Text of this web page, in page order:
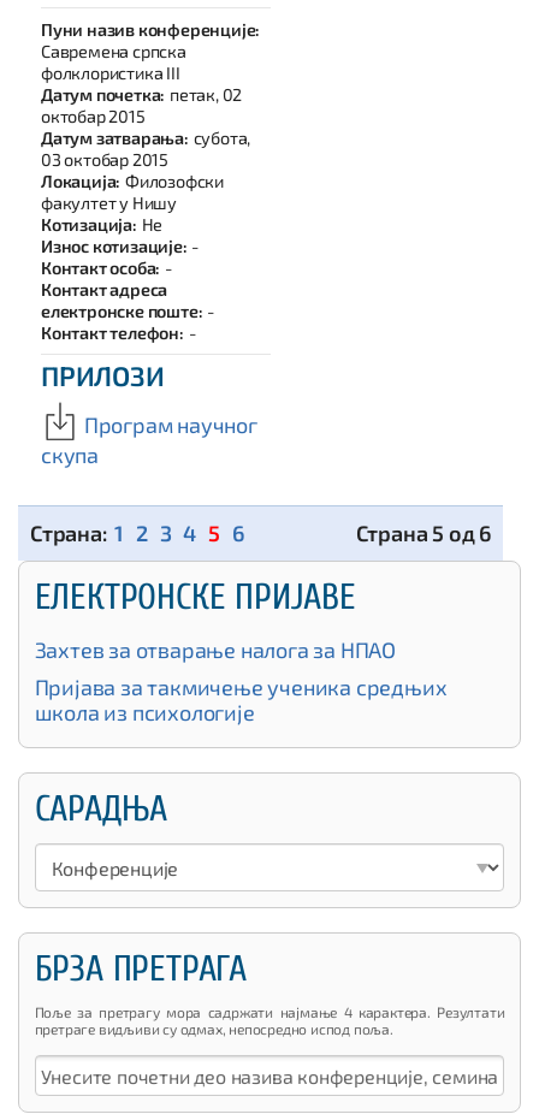
Пуни назив конференције:
Савремена српска
фолклористика III
Датум почетка: петак, 02
октобар 2015
Датум затварања: субота,
03 октобар 2015
Локација: Филозофски
факултет у Нишу
Котизација: Не
Износ котизације: -
Контакт особа: -
Контакт адреса
електронске поште: -
Контакт телефон: -
ПРИЛОЗИ
Програм научног
скупа
1 2 3 4 5 6 Страна 5 од 6
ЕЛЕКТРОНСКЕ ПРИЈАВЕ
Захтев за отварање налога за НПАО
Пријава за такмичење ученика средњих
школа из психологије
САРАДЊА
БРЗА ПРЕТРАГА
Поље за претрагу мора садржати најмање 4 карактера. Резултати
претраге видљиви су одмах, непосредно испод поља.